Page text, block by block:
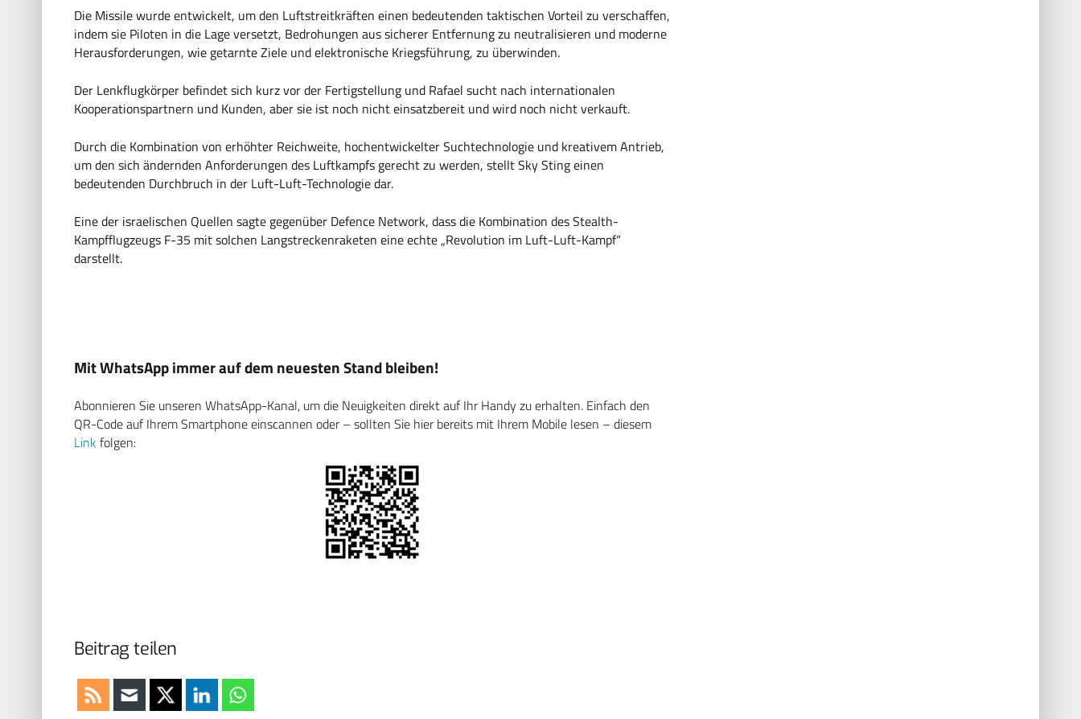
Die Missile wurde entwickelt, um den Luftstreitkräften einen bedeutenden taktischen Vorteil zu verschaffen,
indem sie Piloten in die Lage versetzt, Bedrohungen aus sicherer Entfernung zu neutralisieren und moderne
Herausforderungen, wie getarnte Ziele und elektronische Kriegsführung, zu überwinden.
Der Lenkflugkörper befindet sich kurz vor der Fertigstellung und Rafael sucht nach internationalen
Kooperationspartnern und Kunden, aber sie ist noch nicht einsatzbereit und wird noch nicht verkauft.
Durch die Kombination von erhöhter Reichweite, hochentwickelter Suchtechnologie und kreativem Antrieb,
um den sich ändernden Anforderungen des Luftkampfs gerecht zu werden, stellt Sky Sting einen
bedeutenden Durchbruch in der Luft-Luft-Technologie dar.
Eine der israelischen Quellen sagte gegenüber Defence Network, dass die Kombination des Stealth-
Kampfflugzeugs F-35 mit solchen Langstreckenraketen eine echte „Revolution im Luft-Luft-Kampf“
darstellt.
Mit WhatsApp immer auf dem neuesten Stand bleiben!
Abonnieren Sie unseren WhatsApp-Kanal, um die Neuigkeiten direkt auf Ihr Handy zu erhalten. Einfach den
QR-Code auf Ihrem Smartphone einscannen oder – sollten Sie hier bereits mit Ihrem Mobile lesen – diesem
Link folgen:
Beitrag teilen